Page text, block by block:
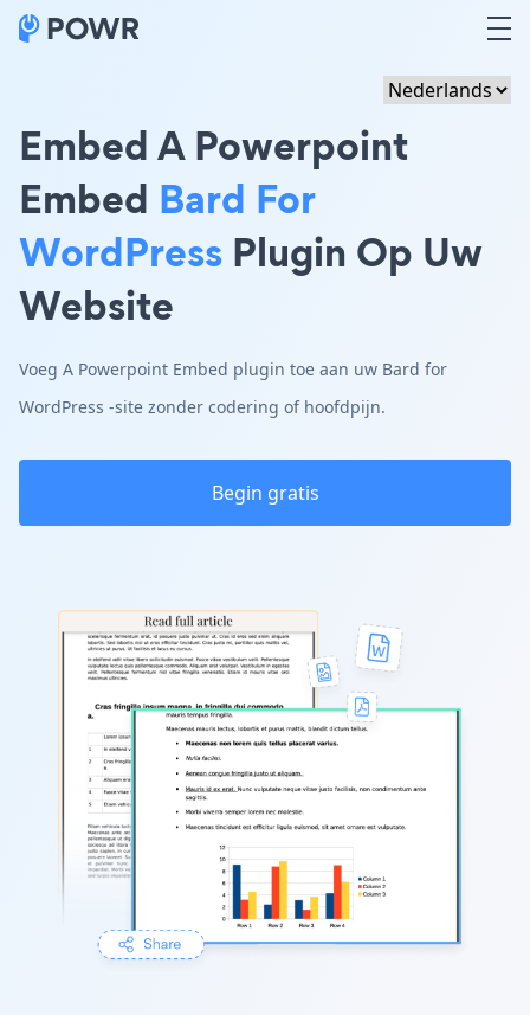
Embed A Powerpoint
Embed Bard For
WordPress Plugin Op Uw
Website
Voeg A Powerpoint Embed plugin toe aan uw Bard for
WordPress -site zonder codering of hoofdpijn.
Begin gratis